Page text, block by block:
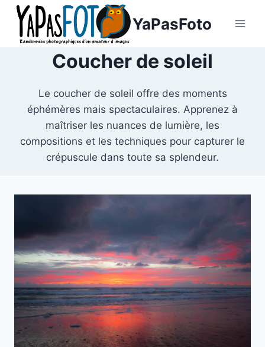
Aller
contenu
YaPasFoto
Coucher de soleil
Le coucher de soleil offre des moments
éphémères mais spectaculaires. Apprenez à
maîtriser les nuances de lumière, les
compositions et les techniques pour capturer le
crépuscule dans toute sa splendeur.